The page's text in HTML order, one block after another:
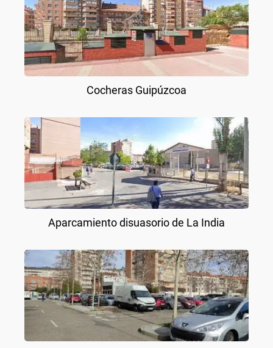
Cocheras Guipúzcoa
Aparcamiento disuasorio de La India